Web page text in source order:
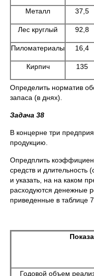
Металл 37,5
Лес круглый 92,8
Пиломатериалы 16,4
Кирпич 135
Определить норматив
запаса (в днях).
Задача 38
B концерне три
продукцию.
Опредплить
средств и длительность
и указать, нa на каком
расходуются денежные
приведенные в таблице
Годовой объем